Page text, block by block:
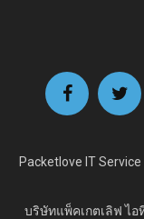
Packetlove IT
บริษัทแพ็คเกตเลิฟ ไ